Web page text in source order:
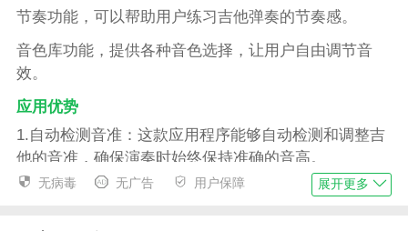
节奏功能，可以帮助用户练习吉他弹奏的节奏感。
音色库功能，提供各种音色选择，让用户自由调节音
效。
应用优势
1.自动检测音准：这款应用程序能够自动检测和调整吉
他的音准，确保演奏时始终保持准确的音高。
2.多种调弦模式：支持多种不同的吉他调弦方式，适用
无病毒 无广告 用户保障 展开更多